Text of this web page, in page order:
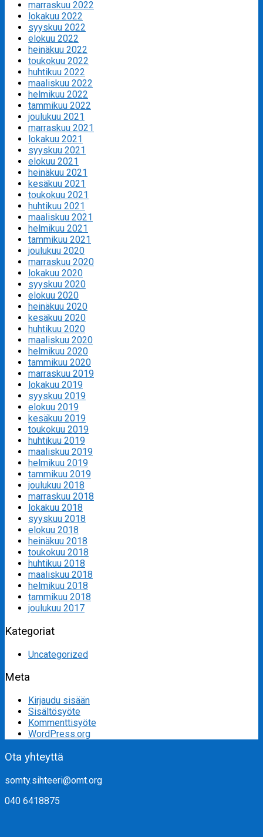
marraskuu 2022
lokakuu 2022
syyskuu 2022
elokuu 2022
heinäkuu 2022
toukokuu 2022
huhtikuu 2022
maaliskuu 2022
helmikuu 2022
tammikuu 2022
joulukuu 2021
marraskuu 2021
lokakuu 2021
syyskuu 2021
elokuu 2021
heinäkuu 2021
kesäkuu 2021
toukokuu 2021
huhtikuu 2021
maaliskuu 2021
helmikuu 2021
tammikuu 2021
joulukuu 2020
marraskuu 2020
lokakuu 2020
syyskuu 2020
elokuu 2020
heinäkuu 2020
kesäkuu 2020
huhtikuu 2020
maaliskuu 2020
helmikuu 2020
tammikuu 2020
marraskuu 2019
lokakuu 2019
syyskuu 2019
elokuu 2019
kesäkuu 2019
toukokuu 2019
huhtikuu 2019
maaliskuu 2019
helmikuu 2019
tammikuu 2019
joulukuu 2018
marraskuu 2018
lokakuu 2018
syyskuu 2018
elokuu 2018
heinäkuu 2018
toukokuu 2018
huhtikuu 2018
maaliskuu 2018
helmikuu 2018
tammikuu 2018
joulukuu 2017
Kategoriat
Uncategorized
Meta
Kirjaudu sisään
Sisältösyöte
Kommenttisyöte
WordPress.org
Ota yhteyttä
somty.sihteeri@omt.org
040 6418875